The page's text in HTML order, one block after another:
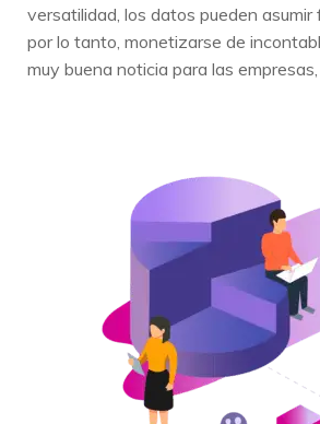
versatilidad, los datos pueden
por lo tanto, monetizarse de
muy buena noticia para las